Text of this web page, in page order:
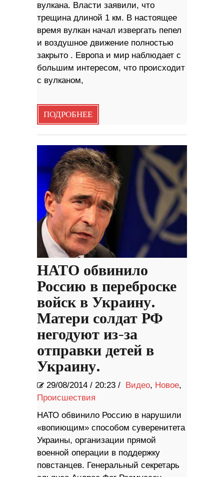
вулкана. Власти заявили, что
трещина длиной 1 км. В настоящее
время вулкан начал извергать пепел
и воздушное движение полностью
закрыто . Европа и мир наблюдает с
большим интересом, что происходит
с вулканом,
ПОДРОБНЕЕ
НАТО обвинило
Россию в переброске
войск в Украину.
Матери солдат РФ
негодуют из-за
отправки детей в
Украину.
29/08/2014 / 20:23 / Видео, Новое,
Происшествия
НАТО обвинило Россию в нарушили
«вопиющим» способом суверенитета
Украины, организации прямой
военной операции в поддержку
повстанцев. Генеральный секретарь